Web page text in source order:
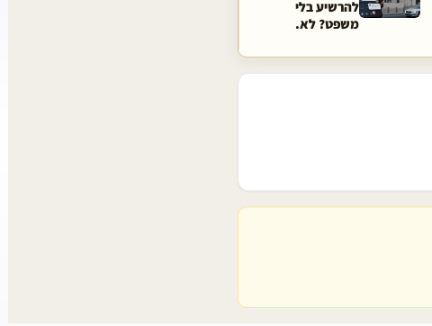
להרשיע בלי
משפט? לא.